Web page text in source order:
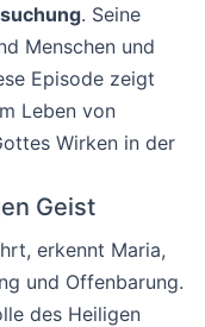
. Seine
Menschen und
Episode zeigt
Leben von
Wirken in der
Geist
erkennt Maria,
und Offenbarung.
des Heiligen